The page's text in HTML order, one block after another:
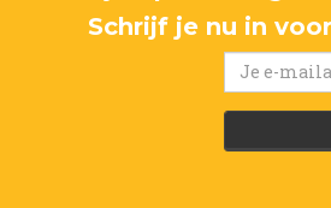
Schrijf je nu in